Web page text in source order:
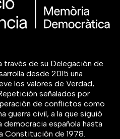
través de su Delegación de
desde 2015 una
los valores de Verdad,
señalados por
de conflictos como
guerra civil, a la que siguió
española hasta
Constitución de 1978.